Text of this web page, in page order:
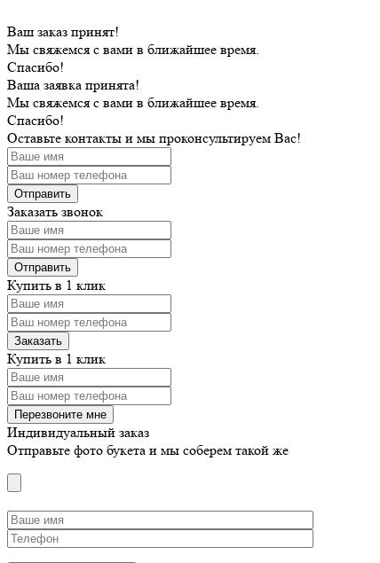
Ваш заказ принят!
Мы свяжемся с вами в ближайшее время.
Спасибо!
Ваша заявка принята!
Мы свяжемся с вами в ближайшее время.
Спасибо!
Оставьте контакты и мы проконсультируем Вас!
Заказать звонок
Купить в 1 клик
Купить в 1 клик
Индивидуальный заказ
Отправьте фото букета и мы соберем такой же